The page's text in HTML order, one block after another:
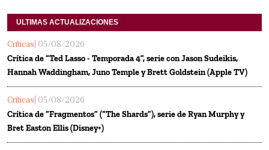
ULTIMAS ACTUALIZACIONES
Críticas | 05/08/2026
Crítica de “Ted Lasso - Temporada 4”, serie con Jason Sudeikis,
Hannah Waddingham, Juno Temple y Brett Goldstein (Apple TV)
Críticas | 05/08/2026
Crítica de “Fragmentos” (“The Shards”), serie de Ryan Murphy y
Bret Easton Ellis (Disney+)